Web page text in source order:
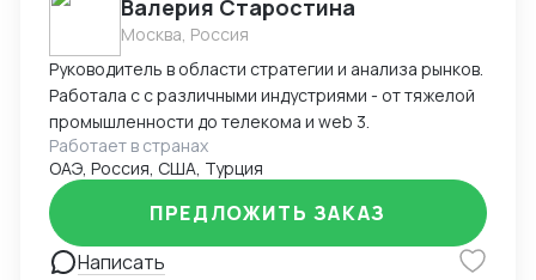
Валерия Старостина
Москва, Россия
Руководитель в области стратегии и анализа рынков.
Работала с с различными индустриями - от тяжелой
промышленности до телекома и web 3.
Работает в странах
ОАЭ, Россия, США, Турция
Написать
ПРЕДЛОЖИТЬ ЗАКАЗ